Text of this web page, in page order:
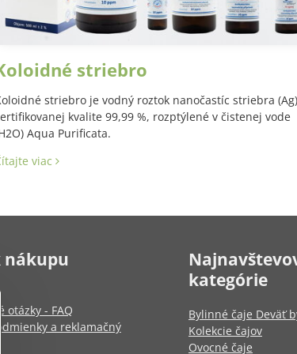
striebro
striebro je vodný roztok nanočastíc striebra
kvalite 99,99 %, rozptýlené v čistenej vode
Aqua Purificata.
viac
nákupu
otázky - FAQ
a reklamačný
kategórie
Bylinné čaje Deväť
Kolekcie čajov
Ovocné čaje